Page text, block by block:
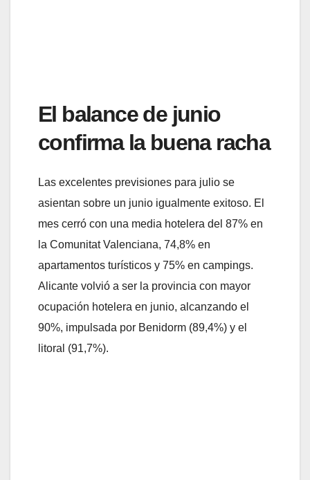
El balance de junio
confirma la buena racha
Las excelentes previsiones para julio se
asientan sobre un junio igualmente exitoso. El
mes cerró con una media hotelera del 87% en
la Comunitat Valenciana, 74,8% en
apartamentos turísticos y 75% en campings.
Alicante volvió a ser la provincia con mayor
ocupación hotelera en junio, alcanzando el
90%, impulsada por Benidorm (89,4%) y el
litoral (91,7%).